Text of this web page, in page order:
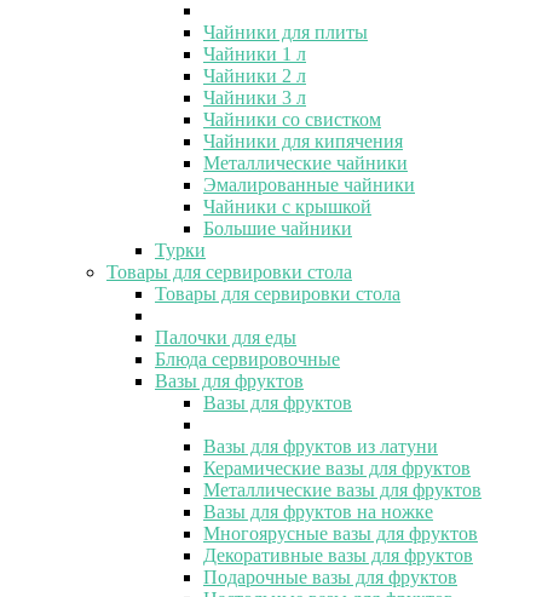
Чайники для плиты
Чайники 1 л
Чайники 2 л
Чайники 3 л
Чайники со свистком
Чайники для кипячения
Металлические чайники
Эмалированные чайники
Чайники с крышкой
Большие чайники
Турки
Товары для сервировки стола
Товары для сервировки стола
Палочки для еды
Блюда сервировочные
Вазы для фруктов
Вазы для фруктов
Вазы для фруктов из латуни
Керамические вазы для фруктов
Металлические вазы для фруктов
Вазы для фруктов на ножке
Многоярусные вазы для фруктов
Декоративные вазы для фруктов
Подарочные вазы для фруктов